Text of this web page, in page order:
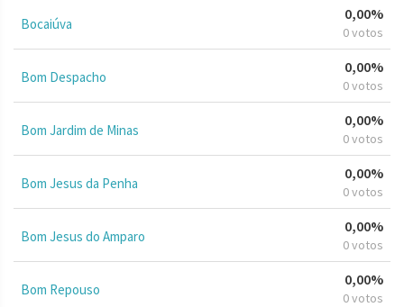
Bocaiúva
0,00%
0 votos
Bom Despacho
0,00%
0 votos
Bom Jardim de Minas
0,00%
0 votos
Bom Jesus da Penha
0,00%
0 votos
Bom Jesus do Amparo
0,00%
0 votos
Bom Repouso
0,00%
0 votos